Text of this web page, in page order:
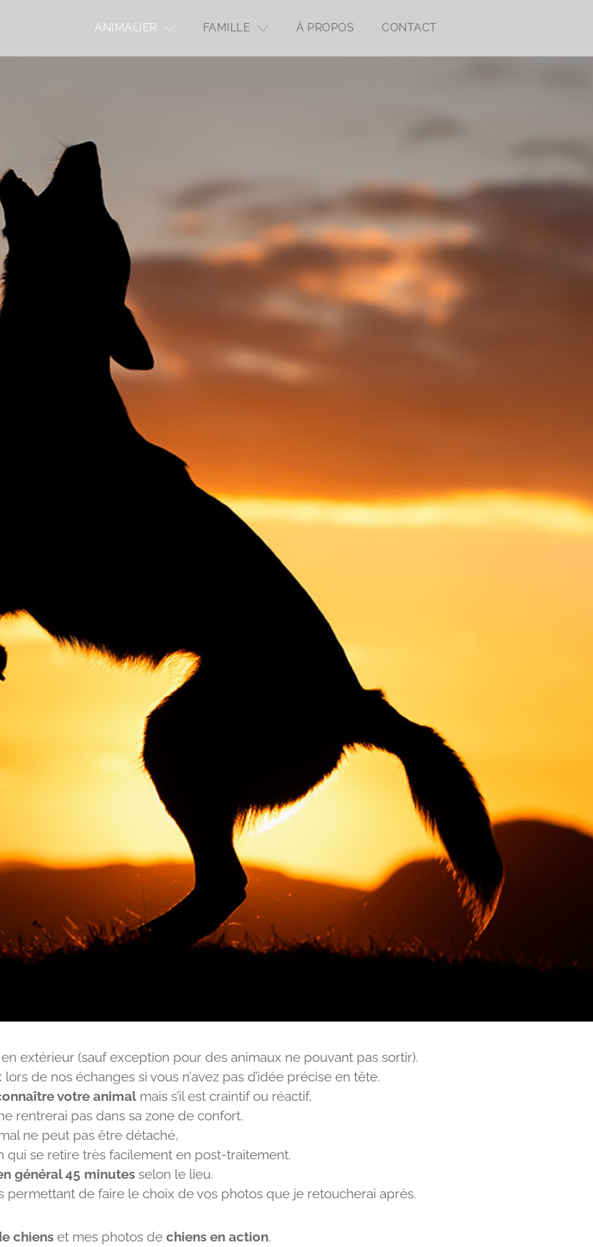
ANIMALIER FAMILLE À PROPOS CONTACT
extérieur (sauf exception pour des animaux ne pouvant pas sortir).
de nos échanges si vous n’avez pas d’idée précise en tête.
votre animalmais s’il est craintif ou réactif,
rentrerai pas dans sa zone de confort.
ne peut pas être détaché,
qui se retire très facilement en post-traitement.
général 45 minutes selon le lieu.
de faire le choix de vos photos que je retoucherai après.
chiens et mes photos de chiens en action.